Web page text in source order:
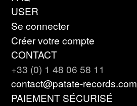
USER
Se connecter
Créer votre compte
CONTACT
+33 (0) 1 48 06 58 11
contact@patate-records.com
PAIEMENT SÉCURISÉ